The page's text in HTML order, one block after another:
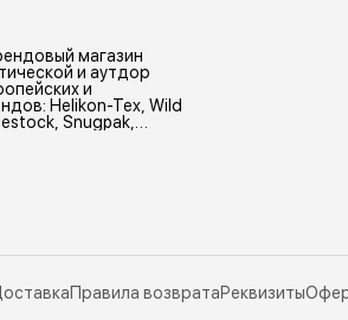
магазин
и аутдор
и
Helikon-Tex, Wild
Snugpak,
Правила возвратаРеквизиты